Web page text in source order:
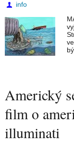
info
Americký
film o
illuminati